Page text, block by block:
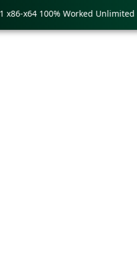
x64 100% Worked Unlimited